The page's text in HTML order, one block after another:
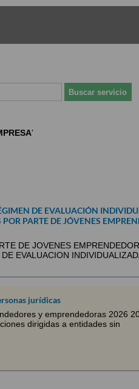
'
DE EVALUACIÓN
PARTE DE JÓVENES
DE JOVENES
EVALUACION
jurídicas
y emprendedoras 2026
dirigidas a entidades sin